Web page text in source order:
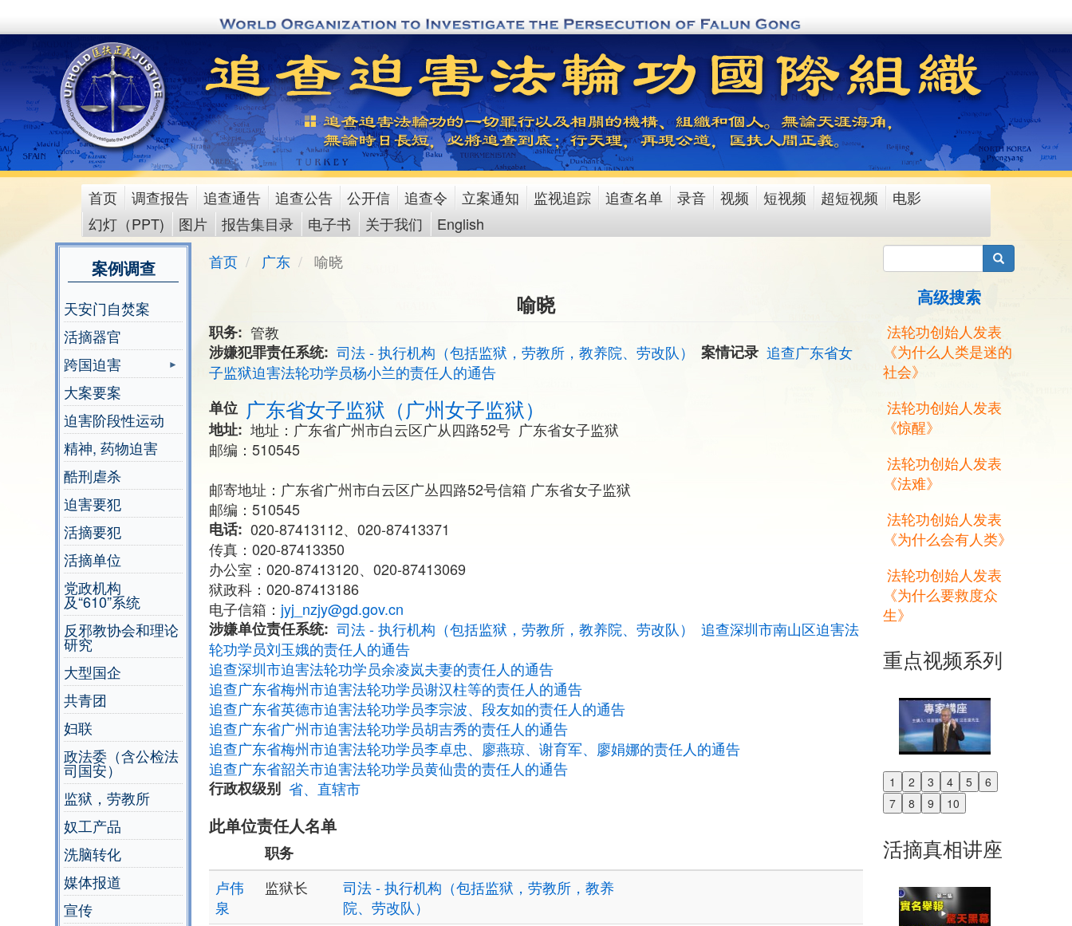
to
content
main
menu
首页 调查报告 追查通告 追查公告 公开信 追查令 立案通知 监视追踪 追查名单 录音 视频 短视频 超短视频
电影
幻灯（PPT)
图片 报告集目录 电子书 关于我们 English
案例调查
天安门自焚案
活摘器官
跨国迫害
大案要案
迫害阶段性运动
精神, 药物迫害
酷刑虐杀
迫害要犯
活摘要犯
活摘单位
党政机构
及“610”系统
反邪教协会和理论
研究
大型国企
共青团
妇联
政法委（含公检法
司国安）
监狱，劳教所
奴工产品
洗脑转化
媒体报道
宣传
首页 广东 喻晓
喻晓
职务
管教
涉嫌犯罪责任系统
司法 - 执行机构（包括监狱，劳教所，教养院、劳改队） 案情记录 追查广东省女
子监狱迫害法轮功学员杨小兰的责任人的通告
单位 广东省女子监狱（广州女子监狱）
地址
地址：广东省广州市白云区广从四路52号 广东省女子监狱
邮编：510545
邮寄地址：广东省广州市白云区广丛四路52号信箱 广东省女子监狱
邮编：510545
电话
020-87413112、020-87413371
传真：020-87413350
办公室：020-87413120、020-87413069
狱政科：020-87413186
电子信箱： jyj_nzjy@gd.gov.cn
涉嫌单位责任系统
司法 - 执行机构（包括监狱，劳教所，教养院、劳改队）
追查深圳市南山区迫害法
轮功学员刘玉娥的责任人的通告
追查深圳市迫害法轮功学员余凌岚夫妻的责任人的通告
追查广东省梅州市迫害法轮功学员谢汉柱等的责任人的通告
追查广东省英德市迫害法轮功学员李宗波、段友如的责任人的通告
追查广东省广州市迫害法轮功学员胡吉秀的责任人的通告
追查广东省梅州市迫害法轮功学员李卓忠、廖燕琼、谢育军、廖娟娜的责任人的通告
追查广东省韶关市迫害法轮功学员黄仙贵的责任人的通告
行政权级别 省、直辖市
此单位责任人名单
职务
卢伟
泉
监狱长
司法 - 执行机构（包括监狱，劳教所，教养
院、劳改队）
搜索
高级搜索
法轮功创始人发表
《为什么人类是迷的
社会》
法轮功创始人发表
《惊醒》
法轮功创始人发表
《法难》
法轮功创始人发表
《为什么会有人类》
法轮功创始人发表
《为什么要救度众
生》
重点视频系列
1 2 3 4 5
6
7
8 9 10
Previous
Next
活摘真相讲座